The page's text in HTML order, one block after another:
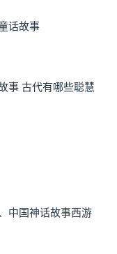
话故事
事 古代有哪些聪慧
中国神话故事西游